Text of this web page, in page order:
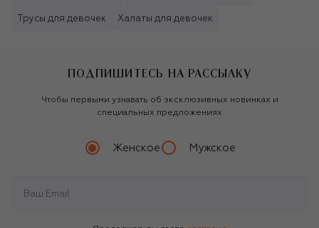
Трусы для девочек Халаты для девочек
ПОДПИШИТЕСЬ НА РАССЫЛКУ
Чтобы первыми узнавать об эксклюзивных новинках и
специальных предложениях
Женское Мужское